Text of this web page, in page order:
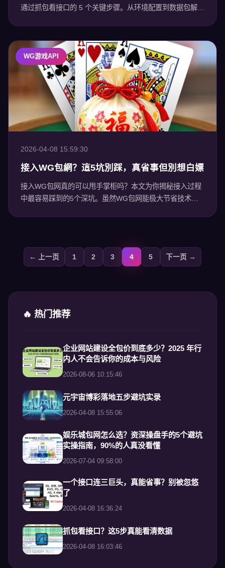
通过抓包看接口的 5 个关键步骤。从环境配置到数据包解
WG游戏API
2026-04-08 15:59:30
接入WG包網？這5坑別踩，真省事但別想白嫖
接入WG包网真的可以甩手掌柜吗？本文为你揭秘接入过程
中最容易踩到的5个深坑。虽然WG包网能极大节省技术和
← 上一页 1 2 3 4 5 下一页 →
🔥 热门推荐
企业网站建设全包价到底多少？2025 年行
内人不会告诉你的成本与风险
2026-08-06 10:15:46
元宇宙博彩落地五步避坑实录
2026-04-08 15:55:06
娱乐城包网怎么选？资深操盘手的5个避坑
实操指南，90%的人真没看懂
2026-07-04 09:58:00
一个接口连三巨头，真能省事？别被忽悠
了
2026-04-08 16:36:24
抓包看接口？这5步真能看清数据
2026-04-08 16:03:46